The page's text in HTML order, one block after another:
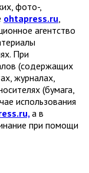
фото-,
ohtapress.ru,
агентство
При
(содержащих
журналах,
(бумага,
использования
а в
при помощи